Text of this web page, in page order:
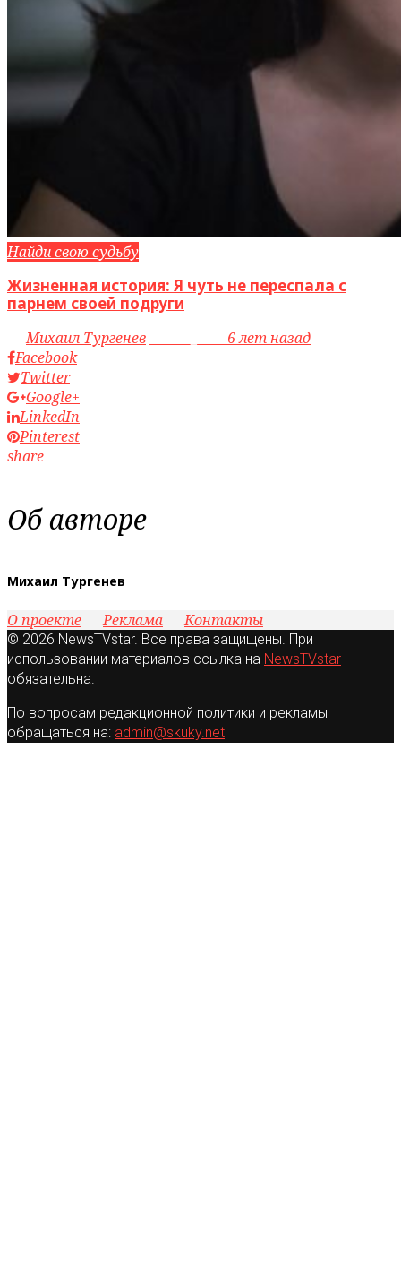
Найди свою судьбу
Жизненная история: Я чуть не переспала с
парнем своей подруги
byМихаил Тургенев
6 лет назад
Facebook
Twitter
Google+
LinkedIn
Pinterest
share
Об авторе
Михаил Тургенев
О проекте Реклама Контакты
© 2026 NewsTVstar. Все права защищены. При
использовании материалов ссылка на NewsTVstar
обязательна.
По вопросам редакционной политики и рекламы
обращаться на: admin@skuky.net